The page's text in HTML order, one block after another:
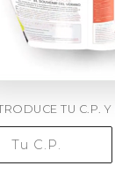
TU C.P. Y